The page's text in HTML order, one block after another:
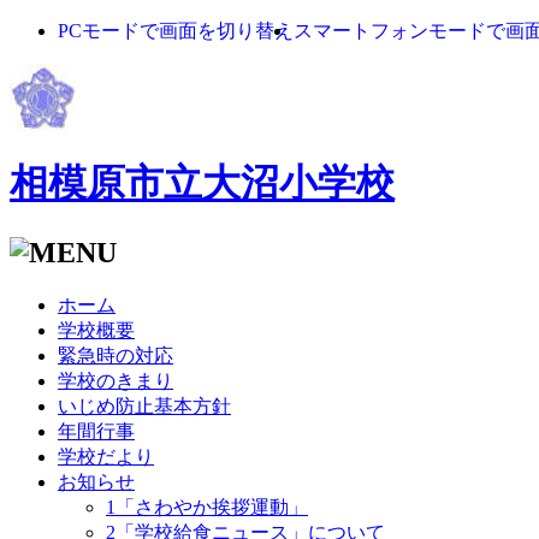
PCモードで画面を切り替え スマートフォンモードで画
相模原市立大沼小学校
ホーム
学校概要
緊急時の対応
学校のきまり
いじめ防止基本方針
年間行事
学校だより
お知らせ
1「さわやか挨拶運動」
2「学校給食ニュース」について